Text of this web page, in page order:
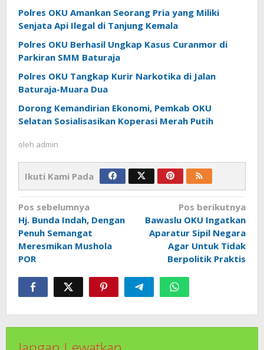
Polres OKU Amankan Seorang Pria yang Miliki
Senjata Api Ilegal di Tanjung Kemala
Polres OKU Berhasil Ungkap Kasus Curanmor di
Parkiran SMM Baturaja
Polres OKU Tangkap Kurir Narkotika di Jalan
Baturaja-Muara Dua
Dorong Kemandirian Ekonomi, Pemkab OKU
Selatan Sosialisasikan Koperasi Merah Putih
oleh admin
Ikuti Kami Pada
Navigasi
pos
Pos sebelumnya
Hj. Bunda Indah, Dengan
Penuh Semangat
Meresmikan Mushola
POR
Pos berikutnya
Bawaslu OKU Ingatkan
Aparatur Sipil Negara
Agar Untuk Tidak
Berpolitik Praktis